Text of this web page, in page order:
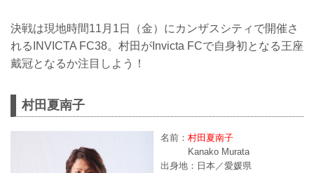
決戦は現地時間11月1日（金）にカンザスシティで開催さ
れるINVICTA FC38。村田がInvicta FCで自身初となる王座
戴冠となるか注目しよう！
村田夏南子
名前： 村田夏南子
Kanako Murata
出身地：日本／愛媛県